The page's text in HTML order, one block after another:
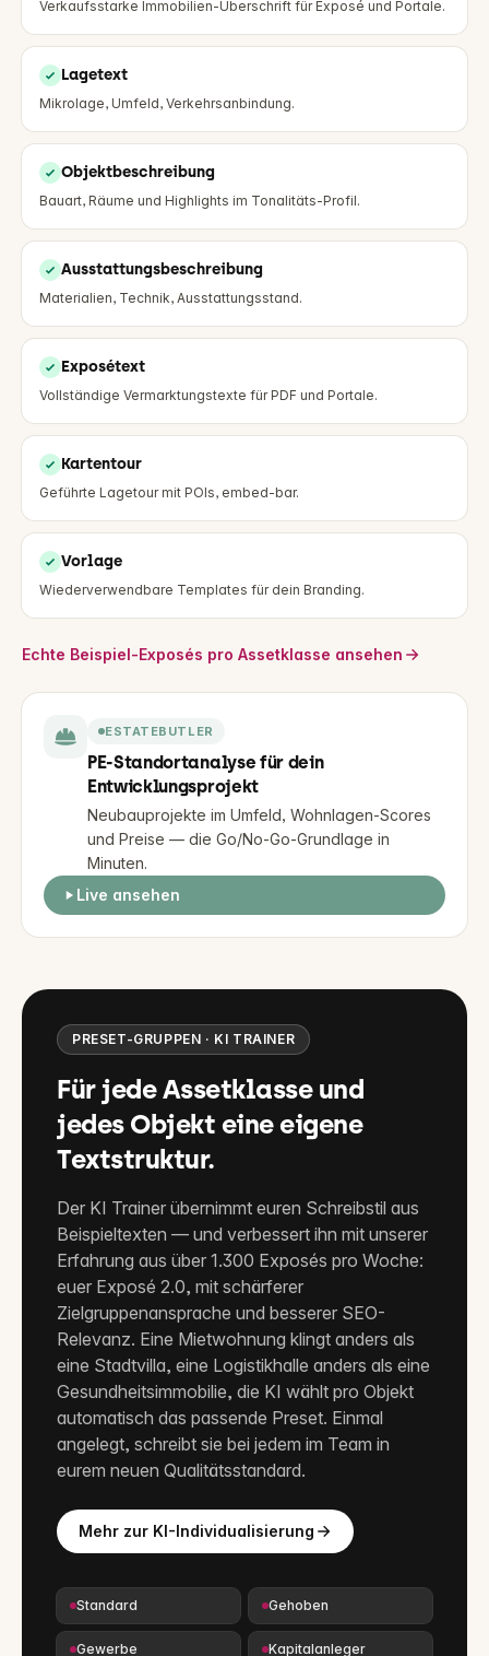
Verkaufsstarke Immobilien-Überschrift für Exposé und Portale.
Lagetext
Mikrolage, Umfeld, Verkehrsanbindung.
Objektbeschreibung
Bauart, Räume und Highlights im Tonalitäts-Profil.
Ausstattungsbeschreibung
Materialien, Technik, Ausstattungsstand.
Exposétext
Vollständige Vermarktungstexte für PDF und Portale.
Kartentour
Geführte Lagetour mit POIs, embed-bar.
Vorlage
Wiederverwendbare Templates für dein Branding.
Echte Beispiel-Exposés pro Assetklasse ansehen
ESTATEBUTLER
PE-Standortanalyse für dein
Entwicklungsprojekt
Neubauprojekte im Umfeld, Wohnlagen-Scores
und Preise — die Go/No-Go-Grundlage in
Minuten.
Live ansehen
PRESET-GRUPPEN · KI TRAINER
Für jede Assetklasse und
jedes Objekt eine eigene
Textstruktur.
Der KI Trainer übernimmt euren Schreibstil aus
Beispieltexten — und verbessert ihn mit unserer
Erfahrung aus über 1.300 Exposés pro Woche:
euer Exposé 2.0, mit schärferer
Zielgruppenansprache und besserer SEO-
Relevanz. Eine Mietwohnung klingt anders als
eine Stadtvilla, eine Logistikhalle anders als eine
Gesundheitsimmobilie, die KI wählt pro Objekt
automatisch das passende Preset. Einmal
angelegt, schreibt sie bei jedem im Team in
eurem neuen Qualitätsstandard.
Mehr zur KI-Individualisierung
Standard Gehoben
Gewerbe Kapitalanleger